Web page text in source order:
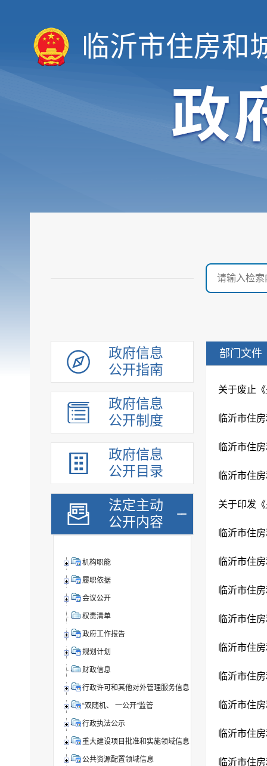
临沂市住房和
政府信息
公开指南
政府信息
公开制度
政府信息
公开目录
法定主动
公开内容
机构职能
履职依据
会议公开
权责清单
政府工作报告
规划计划
财政信息
行政许可和其他对外管理服务信息
“双随机、 一公开”监管
行政执法公示
重大建设项目批准和实施领域信息
公共资源配置领域信息
部门文件